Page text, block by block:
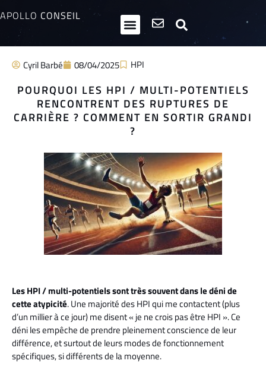
APOLLO CONSEIL
Cyril Barbé 08/04/2025 HPI
POURQUOI LES HPI / MULTI-POTENTIELS
RENCONTRENT DES RUPTURES DE
CARRIÈRE ? COMMENT EN SORTIR GRANDI
?
Les HPI / multi-potentiels sont très souvent dans le déni de
cette atypicité. Une majorité des HPI qui me contactent (plus
d’un millier à ce jour) me disent « je ne crois pas être HPI ». Ce
déni les empêche de prendre pleinement conscience de leur
différence, et surtout de leurs modes de fonctionnement
spécifiques, si différents de la moyenne.